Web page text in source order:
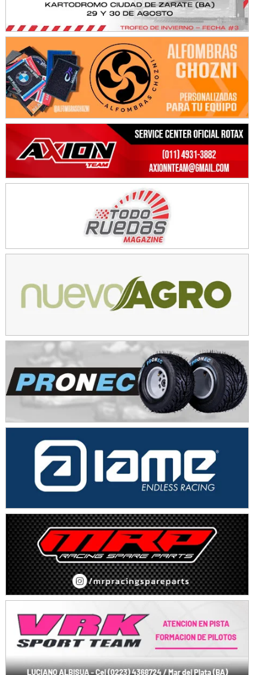
Ciudad de Trenque Lauquen (Asfalto)
Trenque Lauquen (Buenos Aires)
ENTRERRIANO - F6 (POSTERGADA)
Parque de la Velocidad (Asfalto)
Villaguay (Entre Ríos)
VICTORIENSE - F7
El Cerro (Tierra)
PATAGONICO - F6
Moto Club Reginense (Tierra)
Gral. E. Godoy (Río Negro)
NORESTE SANTAFESINO - F6
SUR SANTAFESINO - F4
José Samuel Sánchez (Tierra)
TUCUMANO - F5
Juan Navarro (Asfalto)
El Timbó (Tucumán)